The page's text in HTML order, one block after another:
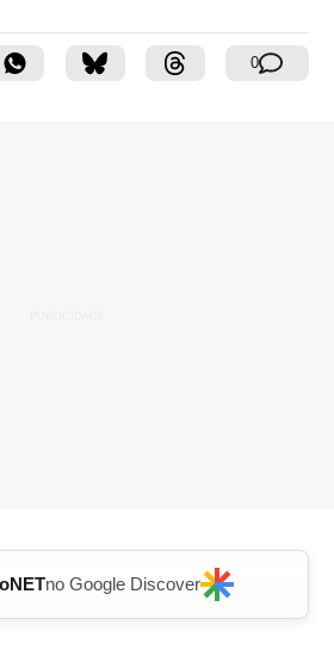
0
no Google Discover